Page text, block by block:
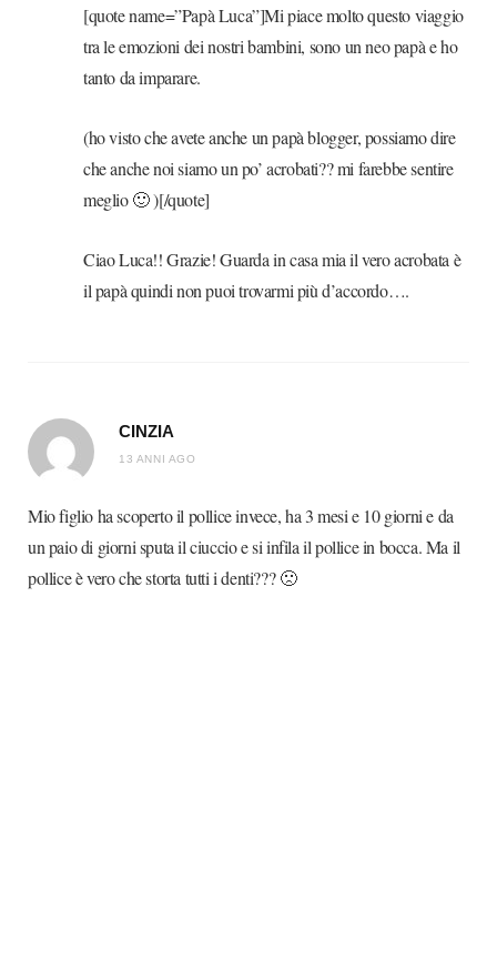
[quote name=”Papà Luca”]Mi piace molto questo viaggio
tra le emozioni dei nostri bambini, sono un neo papà e ho
tanto da imparare.
(ho visto che avete anche un papà blogger, possiamo dire
che anche noi siamo un po’ acrobati?? mi farebbe sentire
meglio 🙂 )[/quote]
Ciao Luca!! Grazie! Guarda in casa mia il vero acrobata è
il papà quindi non puoi trovarmi più d’accordo….
CINZIA
13 ANNI AGO
Mio figlio ha scoperto il pollice invece, ha 3 mesi e 10 giorni e da
un paio di giorni sputa il ciuccio e si infila il pollice in bocca. Ma il
pollice è vero che storta tutti i denti??? 🙁